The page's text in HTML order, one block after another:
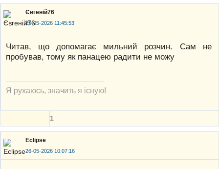
Євгеній76
25-05-2026 11:45:53
Читав, що допомагає мильний розчин. Сам не
пробував, тому як панацею радити не можу
Я рухаюсь, значить я існую!
1
Eclipse
26-05-2026 10:07:16